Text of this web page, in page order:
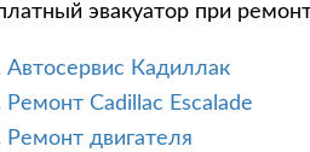
эвакуатор при
Автосервис Кадиллак
Ремонт Cadillac Escalade
Ремонт двигателя